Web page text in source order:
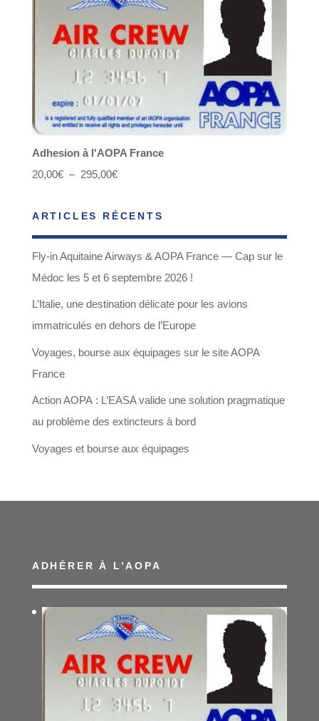
Adhesion à l'AOPA France
20,00€ – 295,00€Plage
prix :
20,00€
à
295,00€
ARTICLES RÉCENTS
Fly-in Aquitaine Airways & AOPA France — Cap sur le
Médoc les 5 et 6 septembre 2026 !
L’Italie, une destination délicate pour les avions
immatriculés en dehors de l’Europe
Voyages, bourse aux équipages sur le site AOPA
France
Action AOPA : L’EASA valide une solution pragmatique
au problème des extincteurs à bord
Voyages et bourse aux équipages
ADHÉRER À L’AOPA